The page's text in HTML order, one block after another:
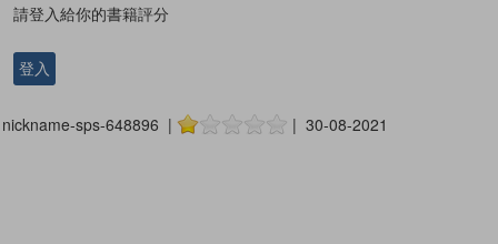
請登入給你的書籍評分
登入
nickname-sps-648896 | | 30-08-2021